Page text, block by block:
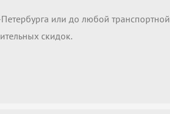
или до любой
скидок.